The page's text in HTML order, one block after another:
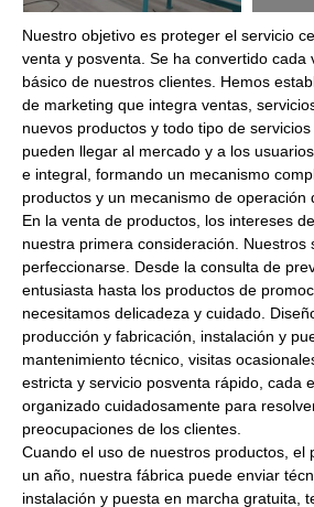
Nuestro objetivo es proteger el servicio
venta y posventa. Se ha convertido cada
básico de nuestros clientes. Hemos
de marketing que integra ventas,
nuevos productos y todo tipo de
pueden llegar al mercado y a los
e integral, formando un mecanismo
productos y un mecanismo de operación
En la venta de productos, los intereses
nuestra primera consideración. Nuestros
perfeccionarse. Desde la consulta de
entusiasta hasta los productos de
necesitamos delicadeza y cuidado.
producción y fabricación, instalación y
mantenimiento técnico, visitas
estricta y servicio posventa rápido, cada
organizado cuidadosamente para
preocupaciones de los clientes.
Cuando el uso de nuestros productos, el
un año, nuestra fábrica puede enviar
instalación y puesta en marcha gratuita,